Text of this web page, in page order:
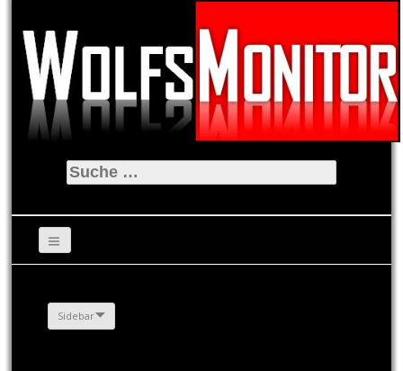
Suche
nach:
Sidebar